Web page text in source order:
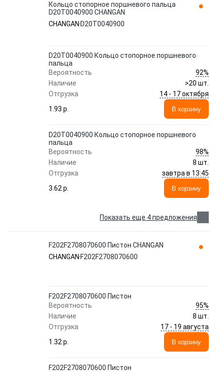
Кольцо стопорное поршневого пальца
D20T0040900 CHANGAN
CHANGAN D20T0040900
D20T0040900 Кольцо стопорное поршневого
пальца
Вероятность
92%
Наличие
>20 шт.
Отгрузка
14 - 17 октября
1.93 p.
В корзину
D20T0040900 Кольцо стопорное поршневого
пальца
Вероятность
98%
Наличие
8 шт.
Отгрузка
завтра в 13:45
3.62 p.
В корзину
Показать еще 4 предложения
F202F2708070600 Пистон CHANGAN
CHANGAN F202F2708070600
F202F2708070600 Пистон
Вероятность
95%
Наличие
8 шт.
Отгрузка
17 - 19 августа
1.32 p.
В корзину
F202F2708070600 Пистон